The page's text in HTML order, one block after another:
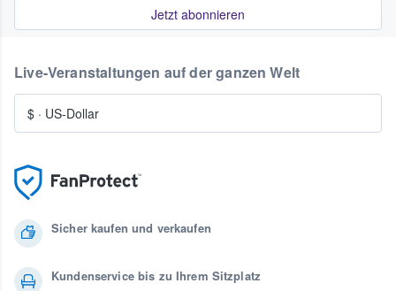
Jetzt abonnieren
Sicher kaufen und verkaufen
Kundenservice bis zu Ihrem Sitzplatz
Live-Veranstaltungen auf der ganzen Welt
$ · US-Dollar